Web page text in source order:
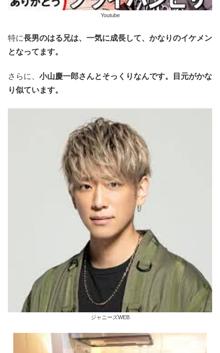
Youtube
特に長男のはる兄は、一気に成長して、かなりのイケメン
となってます。
さらに、 小山慶一郎さんとそっくりなんです。目元がかな
り似ています。
ジャニーズWEB